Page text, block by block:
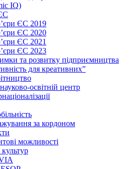
IQ)
ЄС 2019
ЄС 2020
ЄС 2021
ЄС 2023
та розвитку підприємництва
для креативних”
освітній центр
за кордоном
можливості